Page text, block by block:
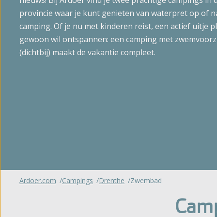
Gelderland
Haeghehorst
't Noorder Sandt
Sint Maartenszee
Tempelhof
Glamping
provincie waar je kunt genieten van waterpret op of
camping. Of je nu met kinderen reist, een actief uitje
gewoon wil ontspannen: een camping met
(dichtbij) maakt de vakantie compleet.
Ardoer.com Campings Drenthe Zwembad